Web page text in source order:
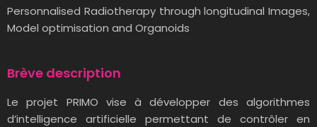
Personnalised Radiotherapy through longitudinal Images,
Model optimisation and Organoids
Brève description
Le projet PRIMO vise à développer des algorithmes
d’intelligence artificielle permettant de contrôler en